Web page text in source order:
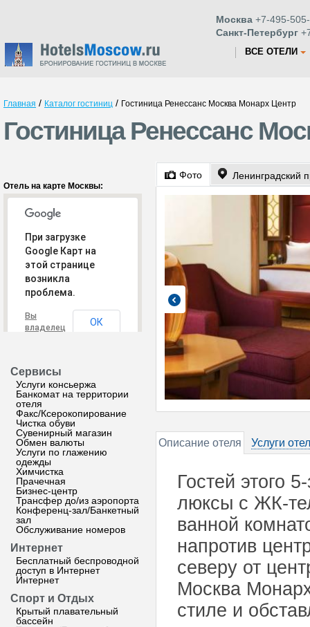
Москва +7-495-
Санкт-Петербург
ВСЕ ОТЕЛИ
Главная / Каталог гостиниц / Гостиница Ренессанс Москва Монарх Центр
Гостиница Ренессанс
Отель на карте Москвы:
При загрузке
Google Карт на
этой странице
возникла
проблема.
Вы
владелец
ОК
Сервисы
Услуги консьержа
Банкомат на территории
отеля
Факс/Ксерокопирование
Чистка обуви
Сувенирный магазин
Обмен валюты
Услуги по глажению
одежды
Химчистка
Прачечная
Бизнес-центр
Трансфер до/из аэропорта
Конференц-зал/Банкетный
зал
Обслуживание номеров
Интернет
Бесплатный беспроводной
доступ в Интернет
Интернет
Спорт и Отдых
Крытый плавательный
бассейн
Фото Ленинградский
Описание отеля Услуги
Гостей этого
люксы с ЖК-
ванной
напротив
северу от
Москва
стиле и